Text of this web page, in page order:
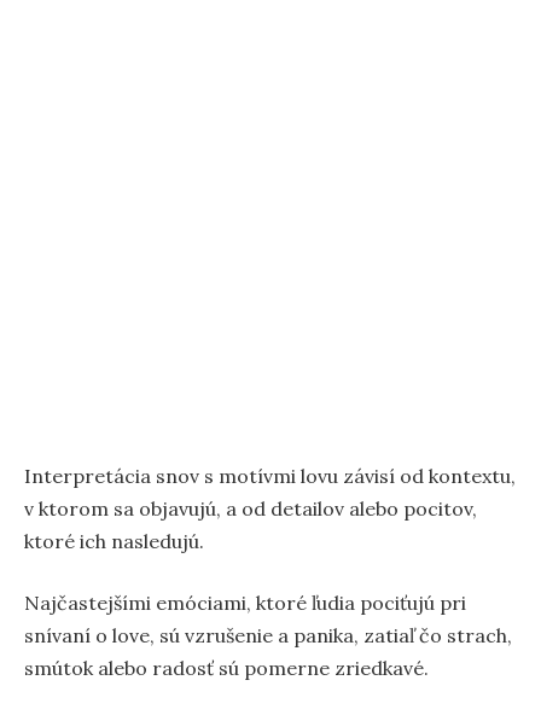
Interpretácia snov s motívmi lovu závisí od kontextu,
v ktorom sa objavujú, a od detailov alebo pocitov,
ktoré ich nasledujú.
Najčastejšími emóciami, ktoré ľudia pociťujú pri
snívaní o love, sú vzrušenie a panika, zatiaľ čo strach,
smútok alebo radosť sú pomerne zriedkavé.